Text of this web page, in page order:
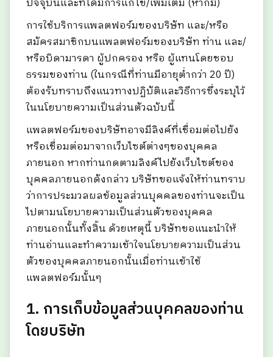
ปัจจุบันและที่ได้มีการแก้ไข/เพิ่มเติม (หากมี)
การใช้บริการแพลตฟอร์มของบริษัท และ/หรือ
สมัครสมาชิกบนแพลตฟอร์มของบริษัท ท่าน และ/
หรือบิดามารดา ผู้ปกครอง หรือ ผู้แทนโดยชอบ
ธรรมของท่าน (ในกรณีที่ท่านมีอายุต่ำกว่า 20 ปี)
ต้องรับทราบถึงแนวทางปฏิบัติและวิธีการซึ่งระบุไว้
ในนโยบายความเป็นส่วนตัวฉบับนี้
แพลตฟอร์มของบริษัทอาจมีลิงค์ที่เชื่อมต่อไปยัง
หรือเชื่อมต่อมาจากเว็บไซต์ต่างๆของบุคคล
ภายนอก หากท่านกดตามลิงค์ไปยังเว็บไซต์ของ
บุคคลภายนอกดังกล่าว บริษัทขอแจ้งให้ท่านทราบ
ว่าการประมวลผลข้อมูลส่วนบุคคลของท่านจะเป็น
ไปตามนโยบายความเป็นส่วนตัวของบุคคล
ภายนอกนั้นทั้งสิ้น ด้วยเหตุนี้ บริษัทขอแนะนำให้
ท่านอ่านและทำความเข้าใจนโยบายความเป็นส่วน
ตัวของบุคคลภายนอกนั้นเมื่อท่านเข้าใช้
แพลตฟอร์มนั้นๆ
1. การเก็บข้อมูลส่วนบุคคลของท่าน
โดยบริษัท